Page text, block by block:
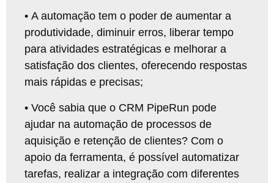
• A automação tem o poder de aumentar a
produtividade, diminuir erros, liberar tempo
para atividades estratégicas e melhorar a
satisfação dos clientes, oferecendo respostas
mais rápidas e precisas;
• Você sabia que o CRM PipeRun pode
ajudar na automação de processos de
aquisição e retenção de clientes? Com o
apoio da ferramenta, é possível automatizar
tarefas, realizar a integração com diferentes